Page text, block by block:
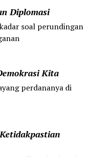
Diplomasi
soal perundingan
Kita
perdananya di